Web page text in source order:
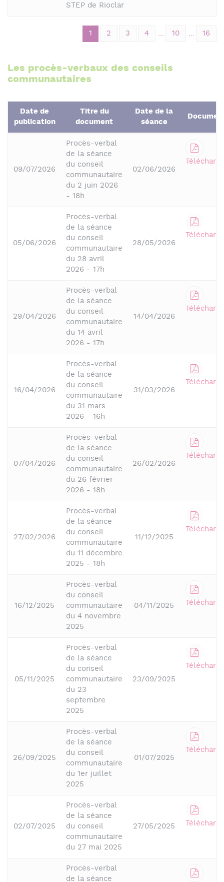
STEP de Rioclar
1 2 3 4 ... 10 ... 16
Les procès-verbaux des conseils
communautaires
Date de
publication
Titre du
document
Date de la
séance
09/07/2026
Procès-verbal
de la séance
du conseil
communautaire
du 2 juin 2026
- 18h
02/06/2026
05/06/2026
Procès-verbal
de la séance
du conseil
communautaire
du 28 avril
2026 - 17h
28/05/2026
29/04/2026
Procès-verbal
de la séance
du conseil
communautaire
du 14 avril
2026 - 17h
14/04/2026
16/04/2026
Procès-verbal
de la séance
du conseil
communautaire
du 31 mars
2026 - 16h
31/03/2026
07/04/2026
Procès-verbal
de la séance
du conseil
communautaire
du 26 février
2026 - 18h
26/02/2026
27/02/2026
Procès-verbal
de la séance
du conseil
communautaire
du 11 décembre
2025 - 18h
11/12/2025
16/12/2025
Procès-verbal
du conseil
communautaire
du 4 novembre
2025
04/11/2025
05/11/2025
Procès-verbal
de la séance
du conseil
communautaire
du 23
septembre
2025
23/09/2025
26/09/2025
Procès-verbal
de la séance
du conseil
communautaire
du 1er juillet
2025
01/07/2025
02/07/2025
Procès-verbal
de la séance
du conseil
communautaire
du 27 mai 2025
27/05/2025
Procès-verbal
de la séance